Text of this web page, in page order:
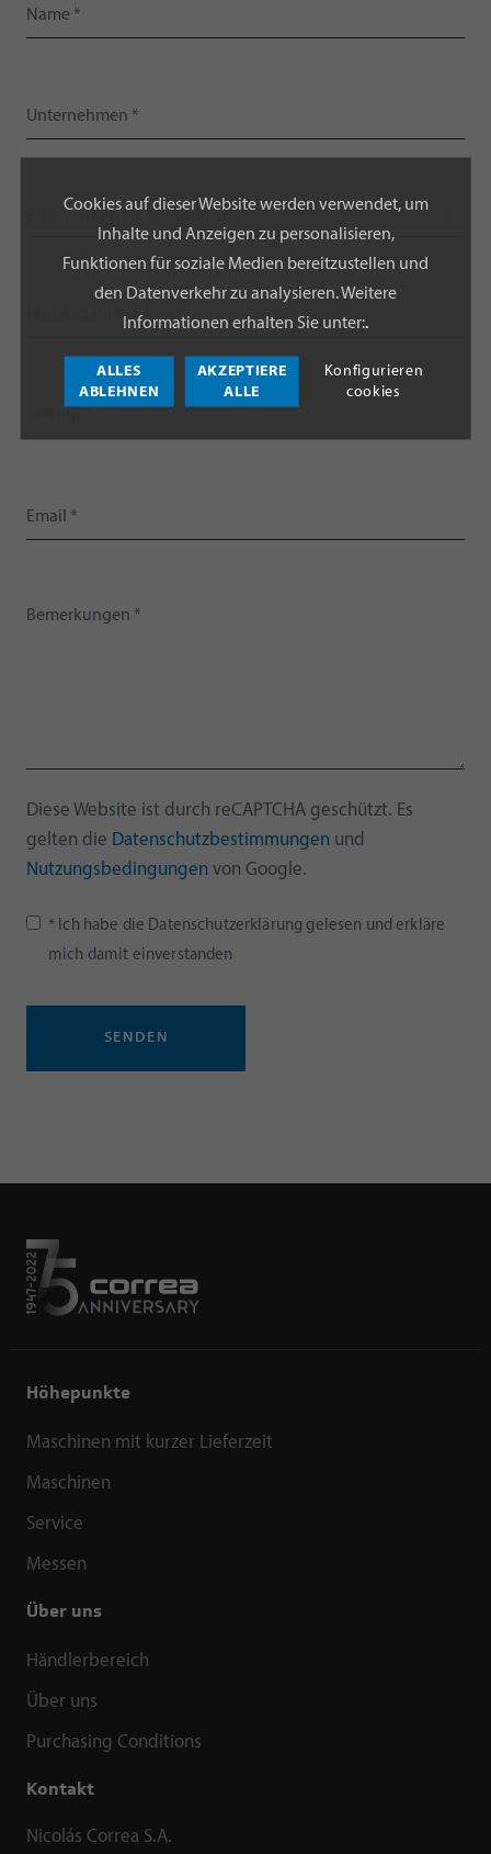
Diese Website ist durch reCAPTCHA geschützt. Es
gelten die Datenschutzbestimmungen und
Nutzungsbedingungen von Google.
* Ich habe die Datenschutzerklärung gelesen und erkläre
mich damit einverstanden
SENDEN
Höhepunkte
Maschinen mit kurzer Lieferzeit
Maschinen
Service
Messen
Über uns
Händlerbereich
Über uns
Purchasing Conditions
Kontakt
Nicolás Correa S.A.
Cookies auf dieser Website werden verwendet, um
Inhalte und Anzeigen zu personalisieren,
Funktionen für soziale Medien bereitzustellen und
den Datenverkehr zu analysieren. Weitere
Informationen erhalten Sie unter:.
ALLES
ABLEHNEN
AKZEPTIERE
ALLE
Konfigurieren
cookies